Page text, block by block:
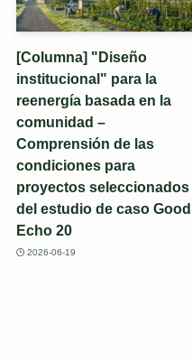
[Columna] "Diseño
institucional" para la
reenergía basada en la
comunidad –
Comprensión de las
condiciones para
proyectos seleccionados
del estudio de caso Good
Echo 20
2026-06-19